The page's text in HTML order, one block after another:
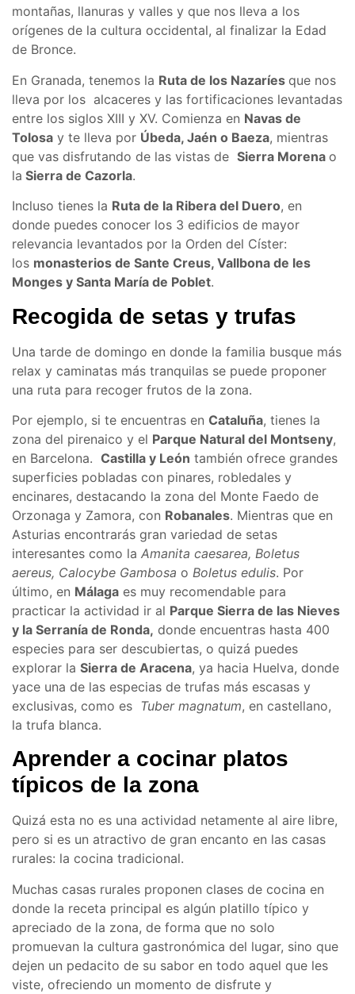
montañas, llanuras y valles y que nos lleva a los
orígenes de la cultura occidental, al finalizar la Edad
de Bronce.
En Granada, tenemos la Ruta de los Nazaríes que nos
lleva por los alcaceres y las fortificaciones levantadas
entre los siglos XIII y XV. Comienza en Navas de
Tolosa y te lleva por Úbeda, Jaén o Baeza, mientras
que vas disfrutando de las vistas de Sierra Morena o
la Sierra de Cazorla.
Incluso tienes la Ruta de la Ribera del Duero, en
donde puedes conocer los 3 edificios de mayor
relevancia levantados por la Orden del Císter:
los monasterios de Sante Creus, Vallbona de les
Monges y Santa María de Poblet.
Recogida de setas y trufas
Una tarde de domingo en donde la familia busque más
relax y caminatas más tranquilas se puede proponer
una ruta para recoger frutos de la zona.
Por ejemplo, si te encuentras en Cataluña, tienes la
zona del pirenaico y el Parque Natural del Montseny,
en Barcelona. Castilla y León también ofrece grandes
superficies pobladas con pinares, robledales y
encinares, destacando la zona del Monte Faedo de
Orzonaga y Zamora, con Robanales. Mientras que en
Asturias encontrarás gran variedad de setas
interesantes como la Amanita caesarea, Boletus
aereus, Calocybe Gambosa o Boletus edulis. Por
último, en Málaga es muy recomendable para
practicar la actividad ir al Parque Sierra de las Nieves
y la Serranía de Ronda, donde encuentras hasta 400
especies para ser descubiertas, o quizá puedes
explorar la Sierra de Aracena, ya hacia Huelva, donde
yace una de las especias de trufas más escasas y
exclusivas, como es Tuber magnatum, en castellano,
la trufa blanca.
Aprender a cocinar platos
típicos de la zona
Quizá esta no es una actividad netamente al aire libre,
pero si es un atractivo de gran encanto en las casas
rurales: la cocina tradicional.
Muchas casas rurales proponen clases de cocina en
donde la receta principal es algún platillo típico y
apreciado de la zona, de forma que no solo
promuevan la cultura gastronómica del lugar, sino que
dejen un pedacito de su sabor en todo aquel que les
viste, ofreciendo un momento de disfrute y